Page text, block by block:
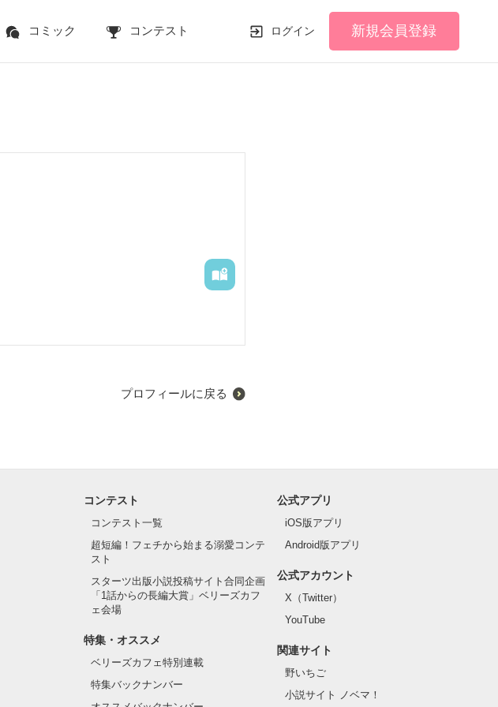
コミック コンテスト ログイン 新規会員登録
プロフィールに戻る
コンテスト
コンテスト一覧
超短編！フェチから始まる溺愛コンテ
スト
スターツ出版小説投稿サイト合同企画
「1話からの長編大賞」ベリーズカフ
ェ会場
特集・オススメ
ベリーズカフェ特別連載
特集バックナンバー
公式アプリ
iOS版アプリ
Android版アプリ
公式アカウント
X（Twitter）
YouTube
関連サイト
野いちご
小説サイト ノベマ！